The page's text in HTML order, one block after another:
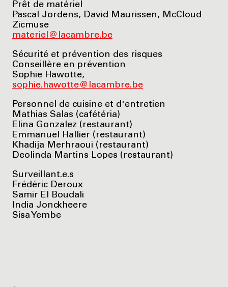
Prêt de matériel
Pascal Jordens, David Maurissen, McCloud
Zicmuse
materiel@lacambre.be
Sécurité et prévention des risques
Conseillère en prévention
Sophie Hawotte,
sophie.hawotte@lacambre.be
Personnel de cuisine et d'entretien
Mathias Salas (cafétéria)
Elina Gonzalez (restaurant)
Emmanuel Hallier (restaurant)
Khadija Merhraoui (restaurant)
Deolinda Martins Lopes (restaurant)
Surveillant.e.s
Frédéric Deroux
Samir El Boudali
India Jonckheere
Sisa Yembe